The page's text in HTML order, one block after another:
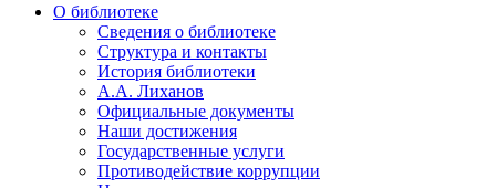
О библиотеке
Сведения о библиотеке
Структура и контакты
История библиотеки
А.А. Лиханов
Официальные документы
Наши достижения
Государственные услуги
Противодействие коррупции